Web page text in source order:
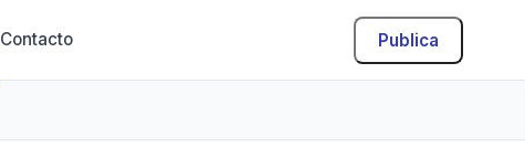
Contacto Publica